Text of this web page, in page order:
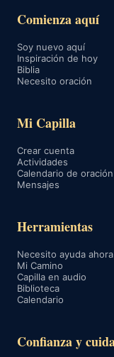
Comienza aquí
Soy nuevo aquí
Inspiración de hoy
Biblia
Necesito oración
Mi Capilla
Crear cuenta
Actividades
Calendario de oración
Mensajes
Herramientas
Necesito ayuda ahora
Mi Camino
Capilla en audio
Biblioteca
Calendario
Confianza y